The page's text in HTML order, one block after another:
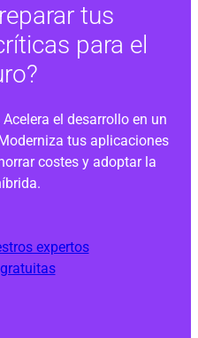
tus
para el
el desarrollo en un
tus aplicaciones
costes y adoptar la
expertos